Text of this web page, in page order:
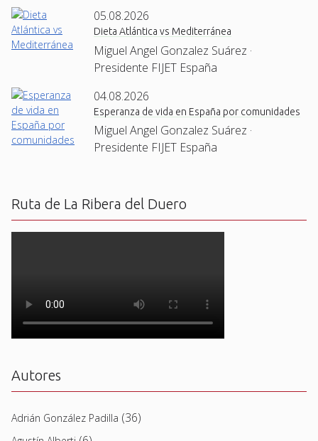
05.08.2026
Dieta Atlántica vs Mediterránea
Miguel Angel Gonzalez Suárez ·
Presidente FIJET España
04.08.2026
Esperanza de vida en España por comunidades
Miguel Angel Gonzalez Suárez ·
Presidente FIJET España
Ruta de La Ribera del Duero
Autores
Adrián González Padilla (36)